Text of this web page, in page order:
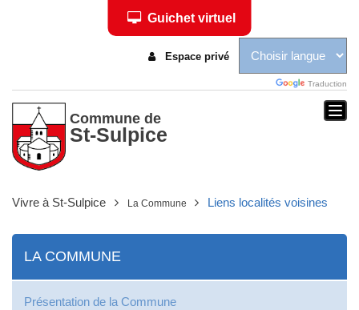
Traduction
Espace privé
Guichet virtuel
Commune de
St-Sulpice
Vivre à St-Sulpice La Commune Liens localités voisines
LA COMMUNE
Présentation de la Commune